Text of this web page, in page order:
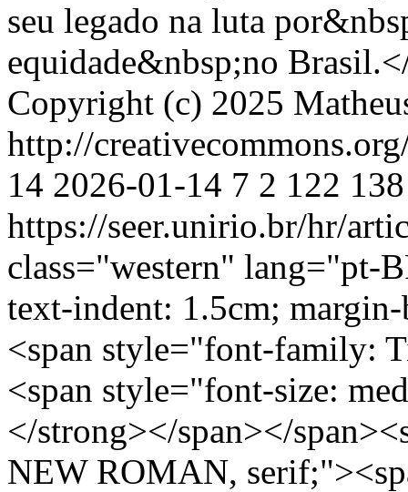
seu legado na luta
equidade&nbsp;no
Copyright (c) 2025
http://
14 2026-01-14 7 2 122 138
https://seer.unirio.br/hr/
class="western" lang="pt-
text-indent: 1.5cm;
<span style="font-family:
<span style="font-size:
</strong></span></
NEW ROMAN,